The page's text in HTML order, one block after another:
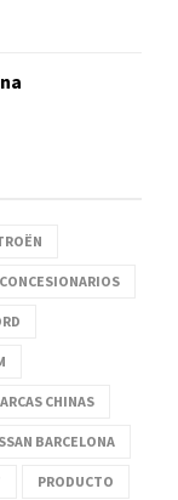
CONCESIONARIOS
CHINAS
BARCELONA
PRODUCTO